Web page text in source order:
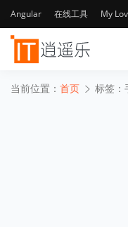
Angular 在线工具 My
当前位置： 首页 标签：